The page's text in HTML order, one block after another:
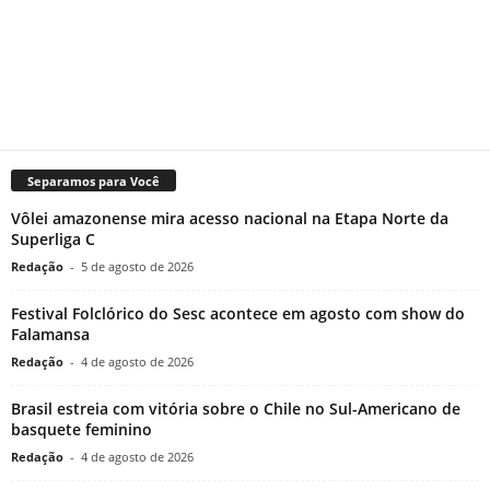
Separamos para Você
Vôlei amazonense mira acesso nacional na Etapa Norte da
Superliga C
Redação - 5 de agosto de 2026
Festival Folclórico do Sesc acontece em agosto com show do
Falamansa
Redação - 4 de agosto de 2026
Brasil estreia com vitória sobre o Chile no Sul-Americano de
basquete feminino
Redação - 4 de agosto de 2026